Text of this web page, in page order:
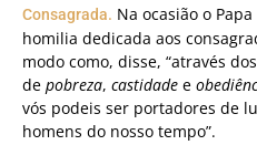
Consagrada. Na ocasião o
homilia dedicada aos
modo como, disse, “através
de pobreza, castidade e
vós podeis ser portadores de
homens do nosso tempo”.